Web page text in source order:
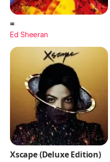
=
Ed Sheeran
Xscape (Deluxe Edition)